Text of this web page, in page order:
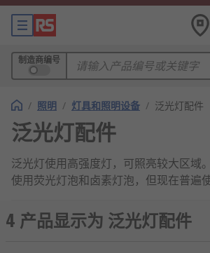
制造商编号
/ 照明 / 灯具和照明设备 / 泛光灯配件
泛光灯配件
泛光灯使用高强度灯，可照亮较大区域
使用荧光灯泡和卤素灯泡，但现在普遍
泛光灯附件包括延长杆、三脚架和托架
4 产品显示为 泛光灯配件